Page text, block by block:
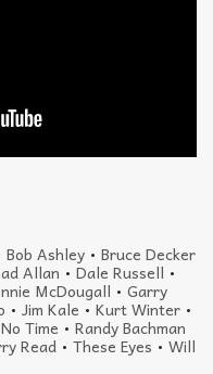
Bob Ashley •Bruce Decker
Allan • Dale Russell •
McDougall • Garry
• Jim Kale • Kurt Winter •
No Time • Randy Bachman
Read • These Eyes • Will